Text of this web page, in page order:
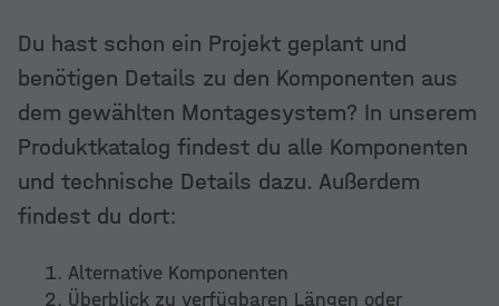
Du hast schon ein Projekt geplant und
benötigen Details zu den Komponenten aus
dem gewählten Montagesystem? In unserem
Produktkatalog findest du alle Komponenten
und technische Details dazu. Außerdem
findest du dort:
Alternative Komponenten
Überblick zu verfügbaren Längen oder